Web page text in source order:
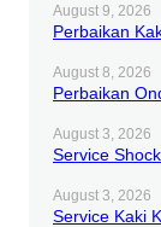
August 9, 2026
Perbaikan
August 8, 2026
Perbaikan
August 3, 2026
Service
August 3, 2026
Service Kaki